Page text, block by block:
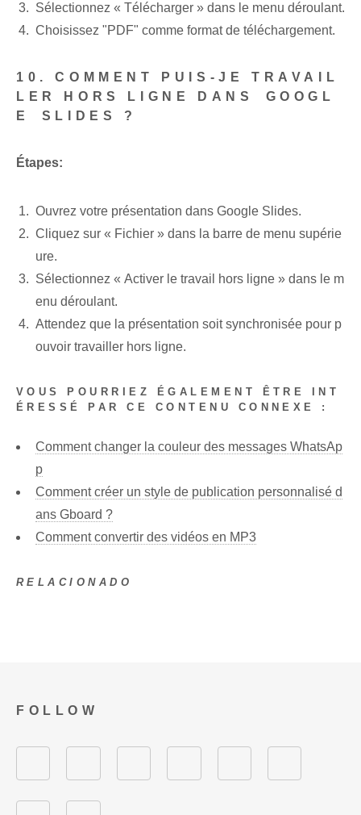
Sélectionnez « Télécharger » dans le menu déroulant.
Choisissez "PDF" comme format de téléchargement.
10.​ COMMENT PUIS-JE TRAVAIL
LER HORS LIGNE DANS⁤ GOOGL
E ⁢SLIDES ?
Étapes:
Ouvrez votre ‌présentation dans Google Slides.
Cliquez sur « Fichier » dans la barre de menu supérie
ure.
Sélectionnez « Activer le travail hors ligne » dans le m
enu déroulant.
Attendez que la présentation soit synchronisée pour p
ouvoir travailler hors ligne.
VOUS POURRIEZ ÉGALEMENT ÊTRE INT
ÉRESSÉ PAR CE CONTENU CONNEXE :
Comment changer la couleur des messages WhatsAp
p
Comment créer un style de publication personnalisé d
ans Gboard ?
Comment convertir des vidéos en MP3
RELACIONADO
FOLLOW